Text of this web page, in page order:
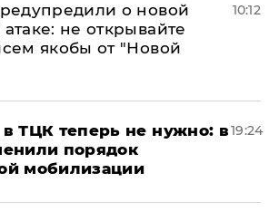
о новой
не открывайте
якобы от "Новой
10:12
ТЦК теперь не нужно: в
порядок
мобилизации
19:24